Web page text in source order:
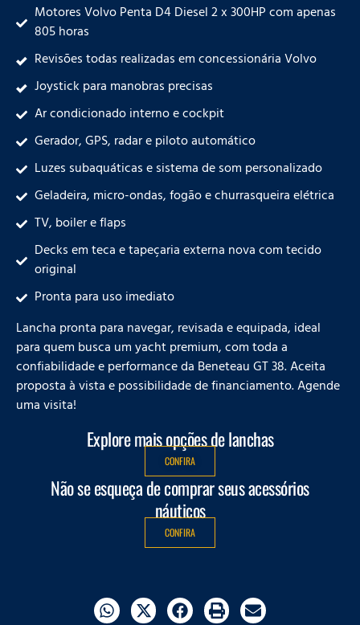
Motores Volvo Penta D4 Diesel 2 x 300HP com apenas
805 horas
Revisões todas realizadas em concessionária Volvo
Joystick para manobras precisas
Ar condicionado interno e cockpit
Gerador, GPS, radar e piloto automático
Luzes subaquáticas e sistema de som personalizado
Geladeira, micro-ondas, fogão e churrasqueira elétrica
TV, boiler e flaps
Decks em teca e tapeçaria externa nova com tecido
original
Pronta para uso imediato
Lancha pronta para navegar, revisada e equipada, ideal
para quem busca um yacht premium, com toda a
confiabilidade e performance da Beneteau GT 38. Aceita
proposta à vista e possibilidade de financiamento. Agende
uma visita!
Explore mais opções de lanchas
CONFIRA
Não se esqueça de comprar seus acessórios
náuticos
CONFIRA